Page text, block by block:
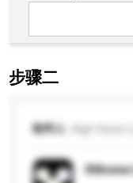
步骤二
收件人
Silicone